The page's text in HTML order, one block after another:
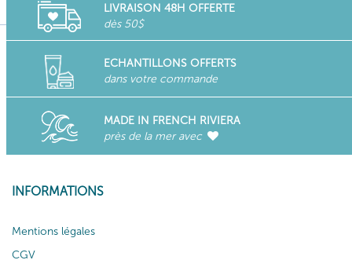
LIVRAISON 48H OFFERTE
dès 50$
ECHANTILLONS OFFERTS
dans votre commande
MADE IN FRENCH RIVIERA
près de la mer avec
INFORMATIONS
Mentions légales
CGV